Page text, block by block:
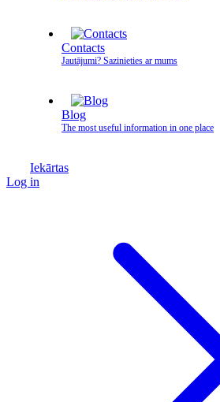
Contacts
Jautājumi? Sazinieties ar mums
Blog
The most useful information in one place
Iekārtas
Log in